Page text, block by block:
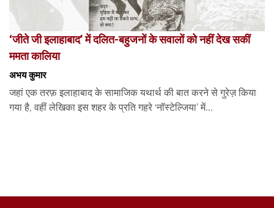
‘जीते जी इलाहाबाद’ में दलित-बहुजनों के सवालों को नहीं देख सकीं
ममता कालिया
अभय कुमार
जहां एक तरफ़ इलाहाबाद के सामाजिक यथार्थ की बात करने से गुरेज़ किया
गया है, वहीं लेखिका इस शहर के प्रति गहरे ‘नॉस्टेल्जिया’ में...